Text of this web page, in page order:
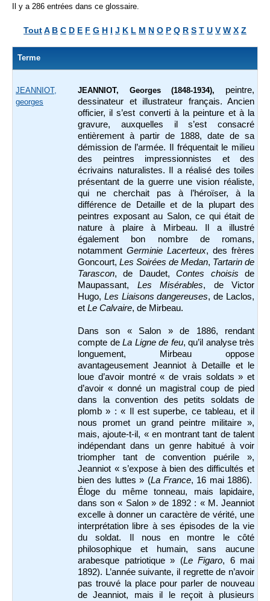
Il y a 286 entrées dans ce glossaire.
ToutA B C D E F G H I J K L M N O P Q R S T U V W X Z
Terme
JEANNIOT,
georges
JEANNIOT, Georges (1848-1934),
peintre,
dessinateur et illustrateur français. Ancien
officier, il s’est converti à la peinture et à la
gravure, auxquelles il s’est consacré
entièrement à partir de 1888, date de sa
démission de l’armée. Il fréquentait le milieu
des peintres impressionnistes et des
écrivains naturalistes. Il a réalisé des toiles
présentant de la guerre une vision réaliste,
qui ne cherchait pas à l’héroïser, à la
différence de Detaille et de la plupart des
peintres exposant au Salon, ce qui était de
nature à plaire à Mirbeau. Il a illustré
également bon nombre de romans,
notamment Germinie Lacerteux, des frères
Goncourt, Les Soirées de Medan, Tartarin de
Tarascon, de Daudet,Contes choisisde
Maupassant, Les Misérables, de Victor
Hugo, Les Liaisons dangereuses, de Laclos,
et Le Calvaire, de Mirbeau.
Dans son « Salon » de 1886, rendant
compte de La Ligne de feu, qu’il analyse très
longuement, Mirbeau oppose
avantageusement Jeanniot à Detaille et le
loue d’avoir montré « de vrais soldats » et
d’avoir « donné un magistral coup de pied
dans la convention des petits soldats de
plomb » : « Il est superbe, ce tableau, et il
nous promet un grand peintre militaire »,
mais, ajoute-t-il, « en montrant tant de talent
indépendant dans un genre habitué à voir
triompher tant de convention puérile »,
Jeanniot « s’expose à bien des difficultés et
bien des luttes » (La France, 16 mai 1886).
Éloge du même tonneau, mais lapidaire,
dans son « Salon » de 1892 : « M. Jeanniot
excelle à donner un caractère de vérité, une
interprétation libre à ses épisodes de la vie
du soldat. Il nous en montre le côté
philosophique et humain, sans aucune
arabesque patriotique » (Le Figaro, 6 mai
1892). L’année suivante, il regrette de n’avoir
pas trouvé la place pour parler de nouveau
de Jeanniot, mais il le reçoit à plusieurs